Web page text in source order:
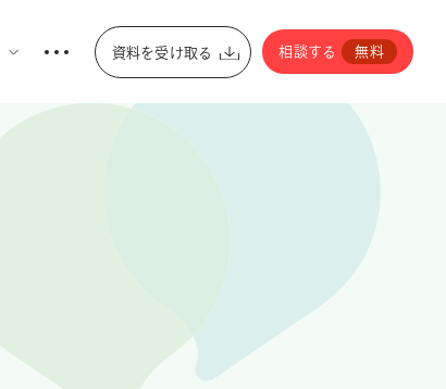
資料を受け取る 相談する 無料